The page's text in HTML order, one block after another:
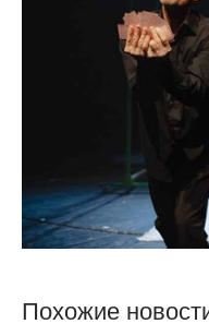
Похожие